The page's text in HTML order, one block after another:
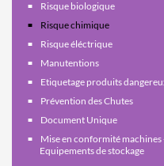
Risque biologique
Risque chimique
Risque éléctrique
Manutentions
Etiquetage produits
Prévention des Chutes
Document Unique
Mise en conformité
Equipements de stockage